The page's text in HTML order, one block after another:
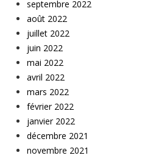
septembre 2022
août 2022
juillet 2022
juin 2022
mai 2022
avril 2022
mars 2022
février 2022
janvier 2022
décembre 2021
novembre 2021